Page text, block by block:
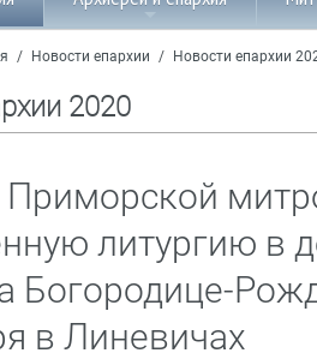
/ Новости епархии / Новости епархии
2020
Приморской
литургию в
Богородице-
в Линевичах